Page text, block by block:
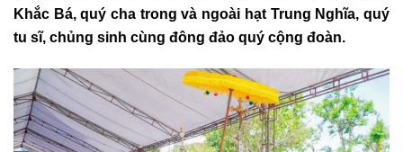
Khắc Bá, quý cha trong và ngoài hạt Trung Nghĩa, quý
tu sĩ, chủng sinh cùng đông đảo quý cộng đoàn.